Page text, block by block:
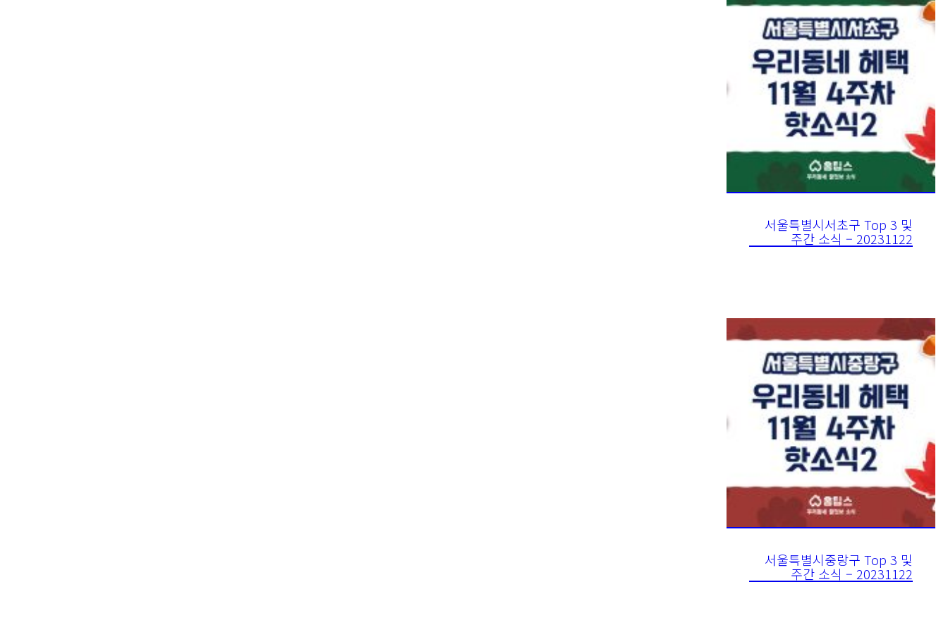
서울특별시서초구 Top 3 및
주간 소식 – 20231122
서울특별시중랑구 Top 3 및
주간 소식 – 20231122